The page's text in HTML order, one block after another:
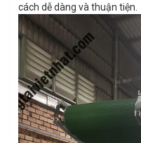
cách dễ dàng và thuận tiện.